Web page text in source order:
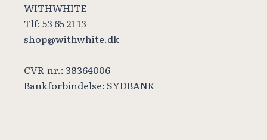
WITHWHITE
Tlf: 53 65 21 13
shop@withwhite.dk
CVR-nr.: 38364006
Bankforbindelse: SYDBANK